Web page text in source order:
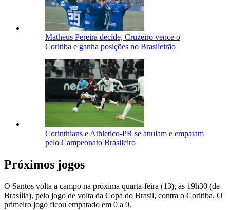
Matheus Pereira decide, Cruzeiro vence o
Coritiba e ganha posições no Brasileirão
Corinthians e Athletico-PR se anulam e empatam
pelo Campeonato Brasileiro
Próximos jogos
O Santos volta a campo na próxima quarta-feira (13), às 19h30 (de
Brasília), pelo jogo de volta da Copa do Brasil, contra o Coritiba. O
primeiro jogo ficou empatado em 0 a 0.